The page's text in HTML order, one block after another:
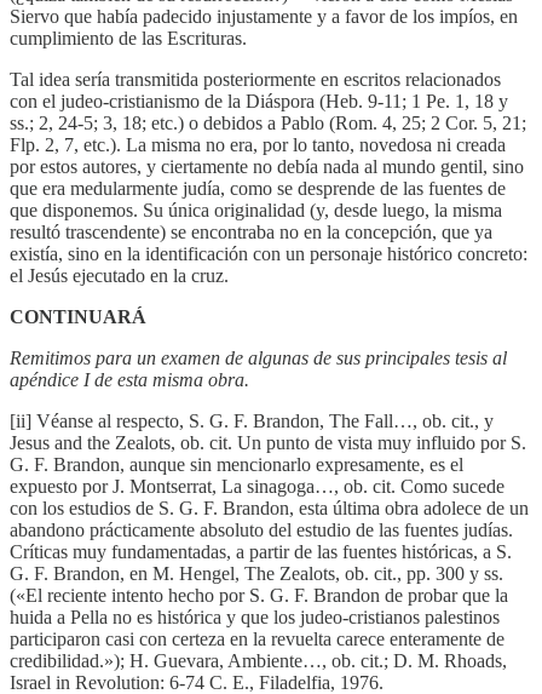
Siervo que había padecido injustamente y a favor de los impíos, en
cumplimiento de las Escrituras.
Tal idea sería transmitida posteriormente en escritos relacionados
con el judeo-cristianismo de la Diáspora (Heb. 9-11; 1 Pe. 1, 18 y
ss.; 2, 24-5; 3, 18; etc.) o debidos a Pablo (Rom. 4, 25; 2 Cor. 5, 21;
Flp. 2, 7, etc.). La misma no era, por lo tanto, novedosa ni creada
por estos autores, y ciertamente no debía nada al mundo gentil, sino
que era medularmente judía, como se desprende de las fuentes de
que disponemos. Su única originalidad (y, desde luego, la misma
resultó trascendente) se encontraba no en la concepción, que ya
existía, sino en la identificación con un personaje histórico concreto:
el Jesús ejecutado en la cruz.
CONTINUARÁ
Remitimos para un examen de algunas de sus principales tesis al
apéndice I de esta misma obra.
[ii] Véanse al respecto, S. G. F. Brandon, The Fall…, ob. cit., y
Jesus and the Zealots, ob. cit. Un punto de vista muy influido por S.
G. F. Brandon, aunque sin mencionarlo expresamente, es el
expuesto por J. Montserrat, La sinagoga…, ob. cit. Como sucede
con los estudios de S. G. F. Brandon, esta última obra adolece de un
abandono prácticamente absoluto del estudio de las fuentes judías.
Críticas muy fundamentadas, a partir de las fuentes históricas, a S.
G. F. Brandon, en M. Hengel, The Zealots, ob. cit., pp. 300 y ss.
(«El reciente intento hecho por S. G. F. Brandon de probar que la
huida a Pella no es histórica y que los judeo-cristianos palestinos
participaron casi con certeza en la revuelta carece enteramente de
credibilidad.»); H. Guevara, Ambiente…, ob. cit.; D. M. Rhoads,
Israel in Revolution: 6-74 C. E., Filadelfia, 1976.